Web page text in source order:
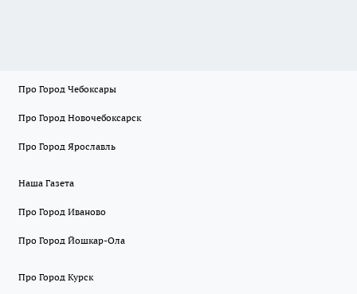
Про Город Чебоксары
Про Город Новочебоксарск
Про Город Ярославль
Наша Газета
Про Город Иваново
Про Город Йошкар-Ола
Про Город Курск